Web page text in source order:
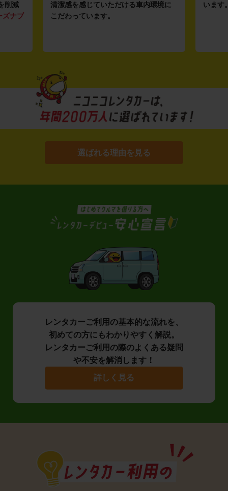
削減
ズナブ
清潔感を感じていただける車内環境に
こだわっています。
います
選ばれる理由を見る
レンタカーご利用の基本的な流れを、
初めての方にもわかりやすく解説。
レンタカーご利用の際のよくある疑問
や不安を解消します！
詳しく見る